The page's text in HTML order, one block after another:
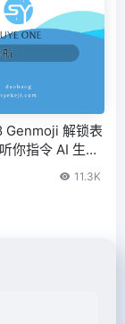
Genmoji 解锁表
你指令 AI 生成
11.3K